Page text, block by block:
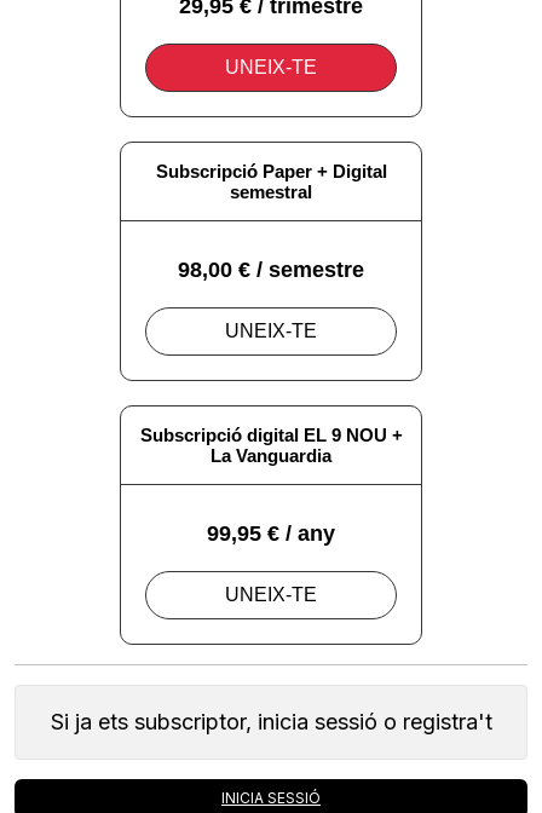
Si ja ets subscriptor, inicia sessió o registra't
INICIA SESSIÓ